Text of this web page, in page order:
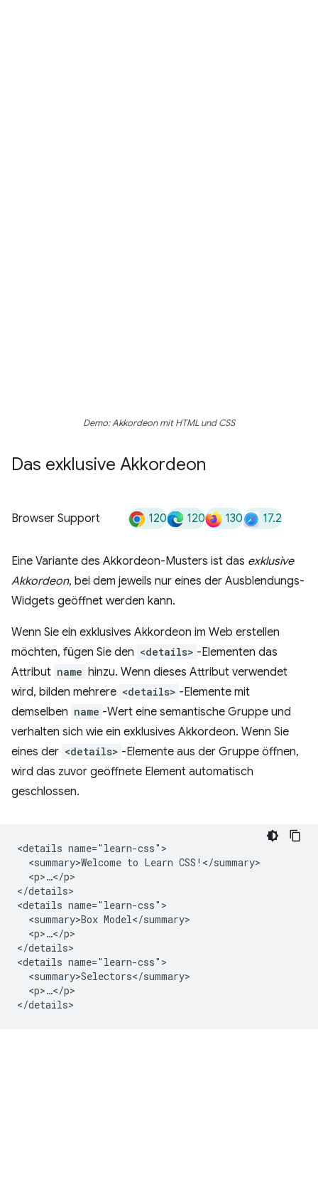
Demo: Akkordeon mit HTML und CSS
Das exklusive Akkordeon
Browser Support 120 120 130 17.2
Eine Variante des Akkordeon-Musters ist das exklusive
Akkordeon, bei dem jeweils nur eines der Ausblendungs-
Widgets geöffnet werden kann.
Wenn Sie ein exklusives Akkordeon im Web erstellen
möchten, fügen Sie den <details> -Elementen das
Attribut name hinzu. Wenn dieses Attribut verwendet
wird, bilden mehrere <details> -Elemente mit
demselben name -Wert eine semantische Gruppe und
verhalten sich wie ein exklusives Akkordeon. Wenn Sie
eines der <details> -Elemente aus der Gruppe öffnen,
wird das zuvor geöffnete Element automatisch
geschlossen.
<details name="learn-css">
  <summary>Welcome to Learn CSS!</summary>
  <p>…</p>
</details>
<details name="learn-css">
  <summary>Box Model</summary>
  <p>…</p>
</details>
<details name="learn-css">
  <summary>Selectors</summary>
  <p>…</p>